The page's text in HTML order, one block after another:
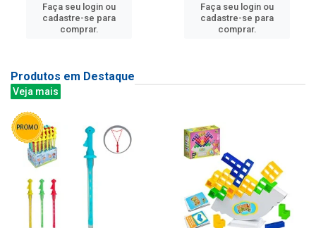
Faça seu login ou
cadastre-se para
comprar.
Faça seu login ou
cadastre-se para
comprar.
Produtos em Destaque
Veja mais